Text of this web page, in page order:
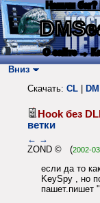
Нашли
О сайте →
Вниз
Скачать: CL DM
Hook без
ветки
← →
ZOND © (2002-
если да то
KeySpy , но
пашет.пишет